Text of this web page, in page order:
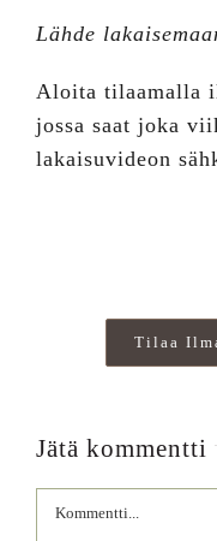
Lähde
Aloita tilaamalla
jossa saat joka
lakaisuvideon
Tilaa
Jätä kommentti
Comment